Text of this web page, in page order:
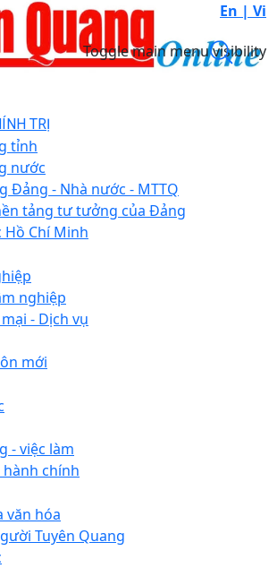
En | Vi
Toggle main menu visibility
TRỊ
tỉnh
nước
Đảng - Nhà nước - MTTQ
tảng tư tưởng của Đảng
Chí Minh
nghiệp
- Dịch vụ
mới
- việc làm
hành chính
văn hóa
Tuyên Quang